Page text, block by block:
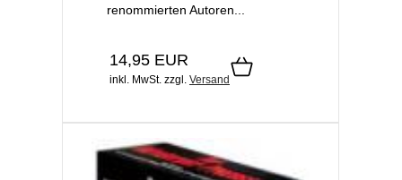
renommierten Autoren...
14,95 EUR
inkl. MwSt. zzgl. Versand